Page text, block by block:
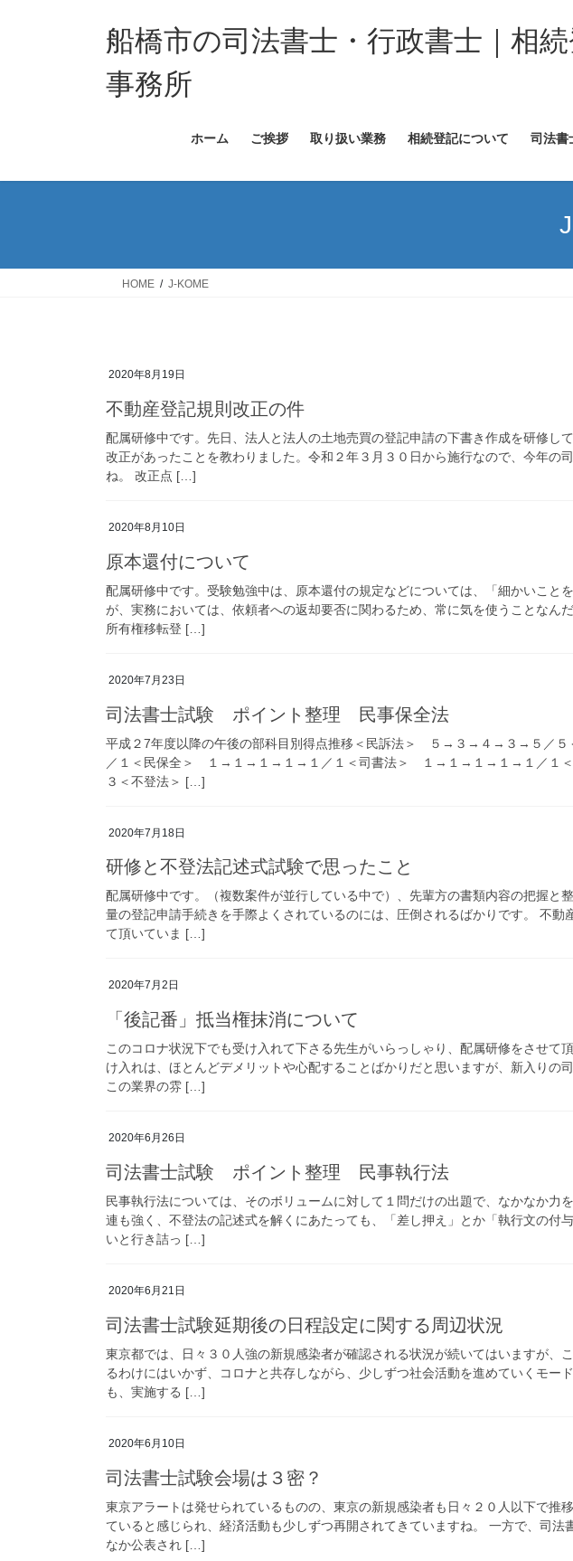
ッ
移
船橋市の司法書士・行政書士｜相
事務所
ホーム ご挨拶 取り扱い業務 相続登記について 司法書
HOME J-KOME
2020年8月19日
不動産登記規則改正の件
配属研修中です。先日、法人と法人の土地売買の登記申請の下書き作成を研修し
改正があったことを教わりました。令和２年３月３０日から施行なので、今年の
ね。 改正点 […]
2020年8月10日
原本還付について
配属研修中です。受験勉強中は、原本還付の規定などについては、「細かいこと
が、実務においては、依頼者への返却要否に関わるため、常に気を使うことなん
所有権移転登 […]
2020年7月23日
司法書士試験 ポイント整理 民事保全法
平成２7年度以降の午後の部科目別得点推移＜民訴法＞ ５→３→４→３→５／
／１＜民保全＞ １→１→１→１→１／１＜司書法＞ １→１→１→１→１／
３＜不登法＞ […]
2020年7月18日
研修と不登法記述式試験で思ったこと
配属研修中です。（複数案件が並行している中で）、先輩方の書類内容の把握と
量の登記申請手続きを手際よくされているのには、圧倒されるばかりです。 不動
て頂いていま […]
2020年7月2日
「後記番」抵当権抹消について
このコロナ状況下でも受け入れて下さる先生がいらっしゃり、配属研修をさせて
け入れは、ほとんどデメリットや心配することばかりだと思いますが、新入りの
この業界の雰 […]
2020年6月26日
司法書士試験 ポイント整理 民事執行法
民事執行法については、そのボリュームに対して１問だけの出題で、なかなか力
連も強く、不登法の記述式を解くにあたっても、「差し押え」とか「執行文の付
いと行き詰っ […]
2020年6月21日
司法書士試験延期後の日程設定に関する周辺状況
東京都では、日々３０人強の新規感染者が確認される状況が続いてはいますが、
るわけにはいかず、コロナと共存しながら、少しずつ社会活動を進めていくモー
も、実施する […]
2020年6月10日
司法書士試験会場は３密？
東京アラートは発せられているものの、東京の新規感染者も日々２０人以下で推
ていると感じられ、経済活動も少しずつ再開されてきていますね。 一方で、司法
なか公表され […]